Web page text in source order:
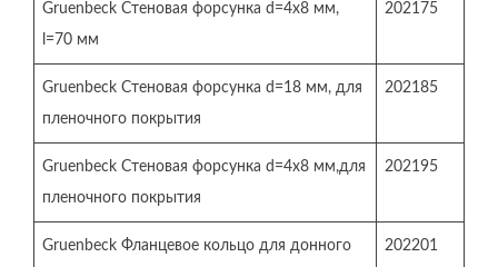
Gruenbeck Стеновая форсунка d=4х8 мм,
l=70 мм
202175
Gruenbeck Стеновая форсунка d=18 мм, для
пленочного покрытия
202185
Gruenbeck Стеновая форсунка d=4х8 мм,для
пленочного покрытия
202195
Gruenbeck Фланцевое кольцо для донного
202201